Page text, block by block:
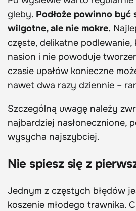
gleby. Podłoże powinno być
wilgotne, ale nie mokre.
częste, delikatne podlewanie,
nasion i nie powoduje
czasie upałów konieczne
nawet dwa razy dziennie –
Szczególną uwagę należy
najbardziej nasłonecznione,
wysycha najszybciej.
Nie spiesz się z
Jednym z częstych błędów
koszenie młodego trawnika.